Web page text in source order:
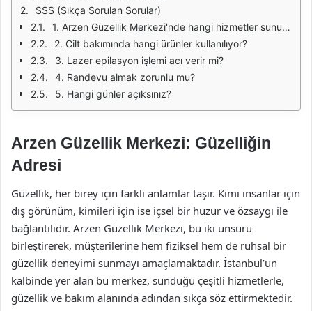
SSS (Sıkça Sorulan Sorular)
1. Arzen Güzellik Merkezi'nde hangi hizmetler sunulmaktadır?
2. Cilt bakımında hangi ürünler kullanılıyor?
3. Lazer epilasyon işlemi acı verir mi?
4. Randevu almak zorunlu mu?
5. Hangi günler açıksınız?
Arzen Güzellik Merkezi: Güzelliğin
Adresi
Güzellik, her birey için farklı anlamlar taşır. Kimi insanlar için
dış görünüm, kimileri için ise içsel bir huzur ve özsaygı ile
bağlantılıdır. Arzen Güzellik Merkezi, bu iki unsuru
birleştirerek, müşterilerine hem fiziksel hem de ruhsal bir
güzellik deneyimi sunmayı amaçlamaktadır. İstanbul’un
kalbinde yer alan bu merkez, sunduğu çeşitli hizmetlerle,
güzellik ve bakım alanında adından sıkça söz ettirmektedir.